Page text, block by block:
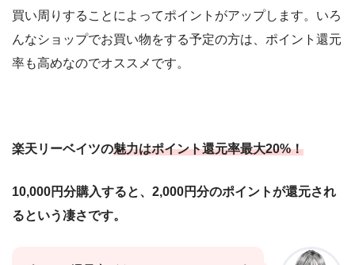
買い周りすることによってポイントがアップします。いろ
んなショップでお買い物をする予定の方は、ポイント還元
率も高めなのでオススメです。
楽天リーベイツの魅力はポイント還元率最大20%！
10,000円分購入すると、2,000円分のポイントが還元され
るという凄さです。